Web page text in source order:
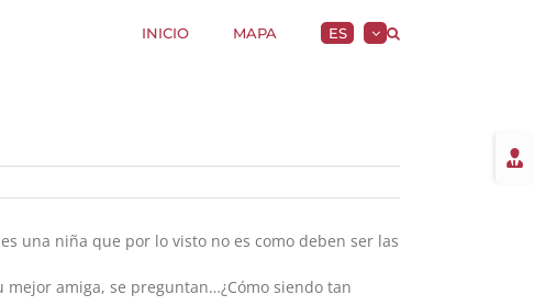
INICIO MAPA ES
una niña que por lo visto no es como deben ser las
amiga, se preguntan…¿Cómo siendo tan